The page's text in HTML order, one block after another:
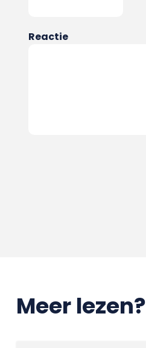
Reactie
Meer lezen?